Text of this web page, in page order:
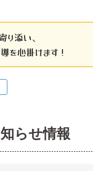
り添い、
を心掛けます！
らせ情報